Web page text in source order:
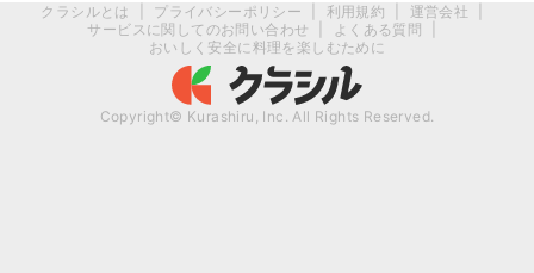
クラシルとは プライバシーポリシー 利用規約 運営会社
サービスに関してのお問い合わせ
よくある質問
おいしく安全に料理を楽しむために
Copyright© Kurashiru, Inc. All Rights Reserved.